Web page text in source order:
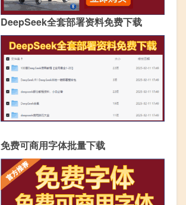
DeepSeek全套部署资料免费下载
免费可商用字体批量下载